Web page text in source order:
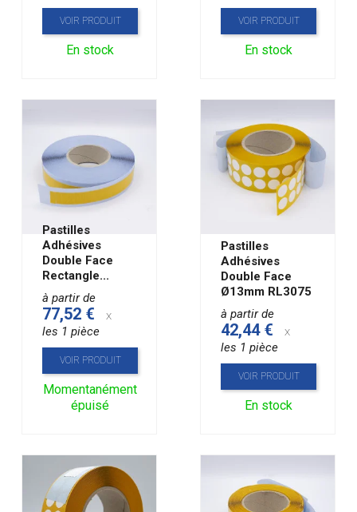
VOIR PRODUIT
En stock
VOIR PRODUIT
En stock
Pastilles
Adhésives
Double Face
Rectangle...
à partir de
77,52 €
x
les 1 pièce
VOIR PRODUIT
Momentanément
épuisé
Pastilles
Adhésives
Double Face
Ø13mm RL3075
à partir de
42,44 €
x
les 1 pièce
VOIR PRODUIT
En stock